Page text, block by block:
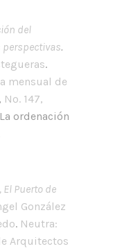
del
perspectivas.
.
mensual de
Nº. 147,
ordenación
Puerto de
González
. Neutra:
Arquitectos